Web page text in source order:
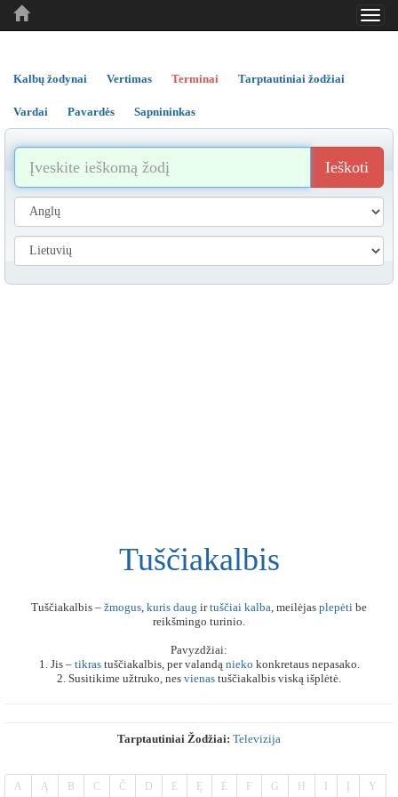
..
..
Kalbų žodynai Vertimas Terminai Tarptautiniai žodžiai
Vardai Pavardės Sapnininkas
Ieškoti
Tuščiakalbis
Tuščiakalbis – žmogus, kuris daug irtuščiai kalba, meilėjas plepėti be
reikšmingo turinio.
Pavyzdžiai:
1. Jis – tikrastuščiakalbis, per valandą nieko konkretaus nepasako.
2. Susitikime užtruko, nes vienas tuščiakalbis viską išplėtė.
Tarptautiniai Žodžiai: Televizija
A Ą B C Č D E Ę Ė F G H Y